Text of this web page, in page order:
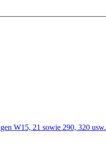
W15, 21 sowie 290, 320 usw.